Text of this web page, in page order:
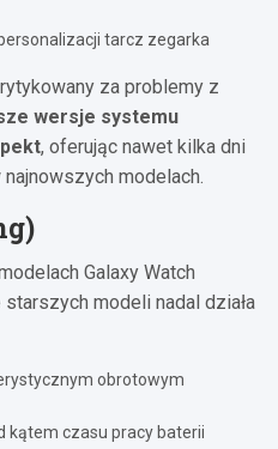
tarcz zegarka
za problemy z
wersje systemu
, oferując nawet kilka dni
najnowszych modelach.
Galaxy Watch
modeli nadal działa
obrotowym
kątem czasu pracy baterii